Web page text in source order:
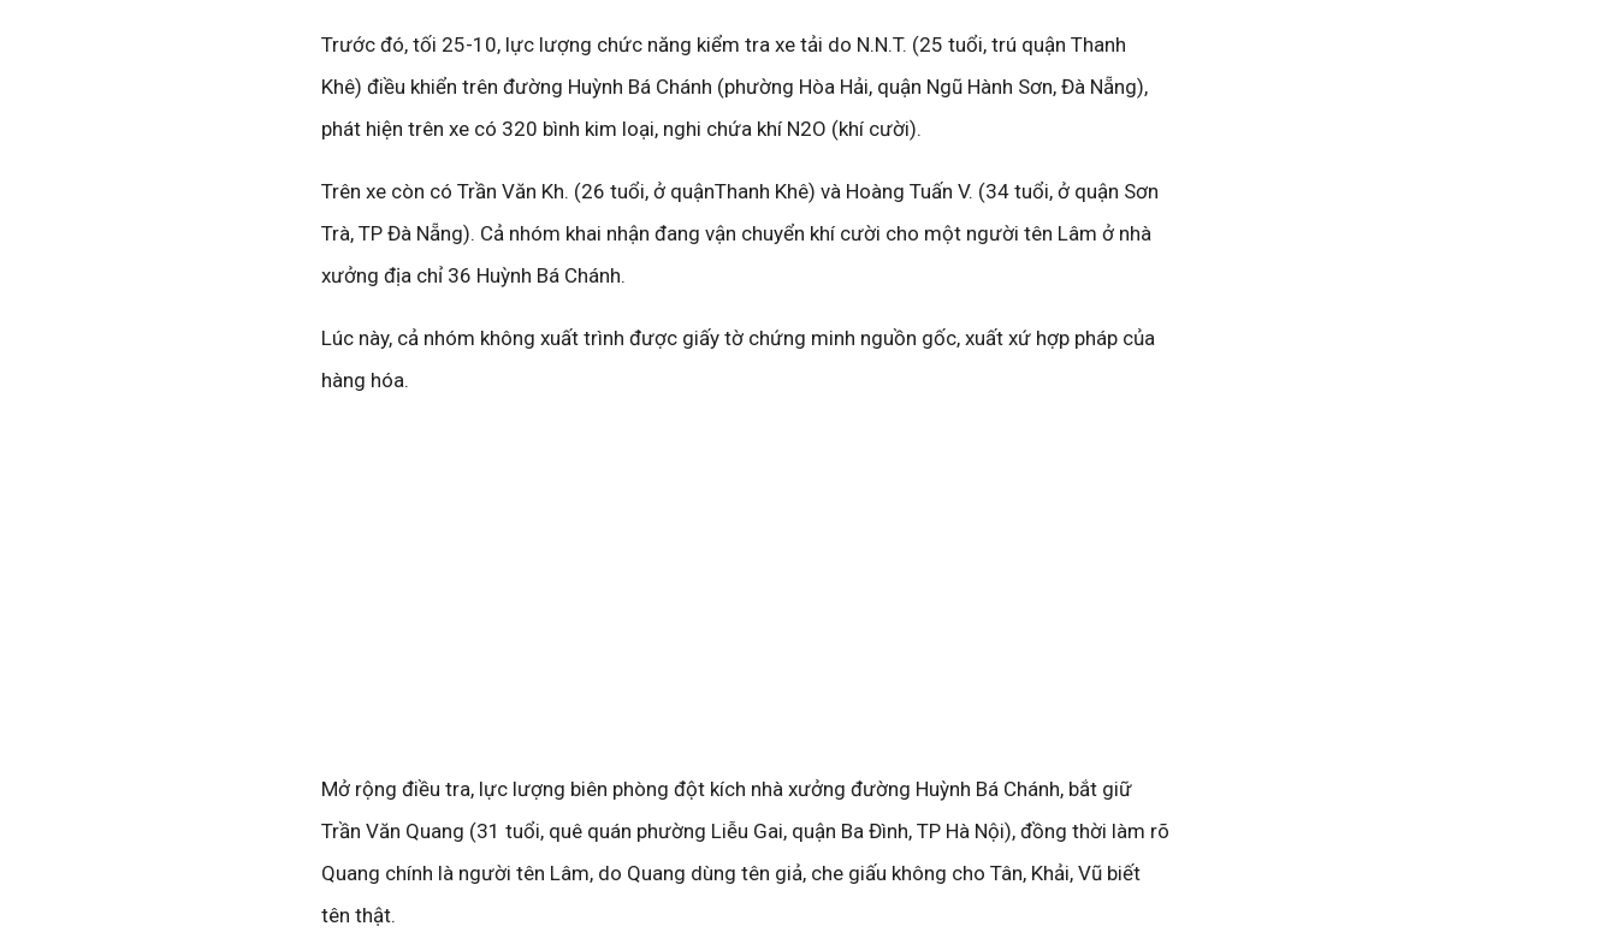
Trước đó, tối 25-10, lực lượng chức năng kiểm tra xe tải do N.N.T. (25 tuổi, trú quận Thanh
Khê) điều khiển trên đường Huỳnh Bá Chánh (phường Hòa Hải, quận Ngũ Hành Sơn, Đà Nẵng),
phát hiện trên xe có 320 bình kim loại, nghi chứa khí N2O (khí cười).
Trên xe còn có Trần Văn Kh. (26 tuổi, ở quậnThanh Khê) và Hoàng Tuấn V. (34 tuổi, ở quận Sơn
Trà, TP Đà Nẵng). Cả nhóm khai nhận đang vận chuyển khí cười cho một người tên Lâm ở nhà
xưởng địa chỉ 36 Huỳnh Bá Chánh.
Lúc này, cả nhóm không xuất trình được giấy tờ chứng minh nguồn gốc, xuất xứ hợp pháp của
hàng hóa.
Mở rộng điều tra, lực lượng biên phòng đột kích nhà xưởng đường Huỳnh Bá Chánh, bắt giữ
Trần Văn Quang (31 tuổi, quê quán phường Liễu Gai, quận Ba Đình, TP Hà Nội), đồng thời làm rõ
Quang chính là người tên Lâm, do Quang dùng tên giả, che giấu không cho Tân, Khải, Vũ biết
tên thật.